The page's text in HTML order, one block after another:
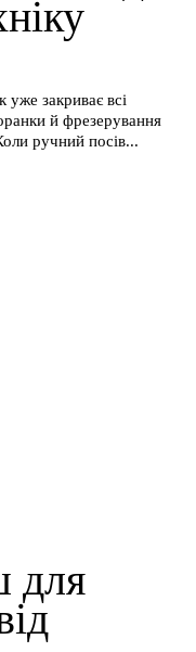
уже закриває всі
й фрезерування
ручний посів...
для